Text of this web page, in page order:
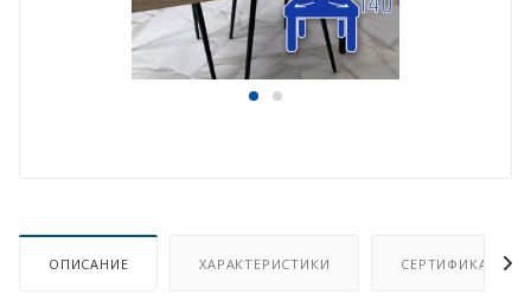
ОПИСАНИЕ ХАРАКТЕРИСТИКИ СЕРТИФИКАТ